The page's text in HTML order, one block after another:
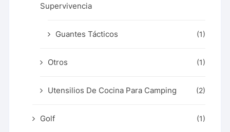
Supervivencia
Guantes Tácticos (1)
Otros (1)
Utensilios De Cocina Para Camping (2)
Golf (1)